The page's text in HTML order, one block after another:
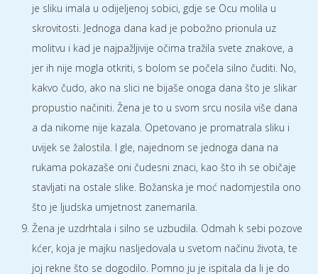
je sliku imala u odijeljenoj sobici, gdje se Ocu molila u
skrovitosti. Jednoga dana kad je pobožno prionula uz
molitvu i kad je najpažljivije očima tražila svete znakove, a
jer ih nije mogla otkriti, s bolom se počela silno čuditi. No,
kakvo čudo, ako na slici ne bijaše onoga dana što je slikar
propustio načiniti. Žena je to u svom srcu nosila više dana
a da nikome nije kazala. Opetovano je promatrala sliku i
uvijek se žalostila. I gle, najednom se jednoga dana na
rukama pokazaše oni čudesni znaci, kao što ih se običaje
stavljati na ostale slike. Božanska je moć nadomjestila ono
što je ljudska umjetnost zanemarila.
Žena je uzdrhtala i silno se uzbudila. Odmah k sebi pozove
kćer, koja je majku nasljedovala u svetom načinu života, te
joj rekne što se dogodilo. Pomno ju je ispitala da li je do